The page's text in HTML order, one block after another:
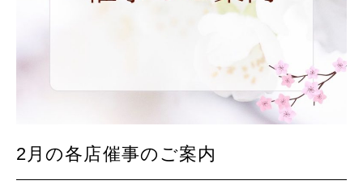
2月の各店催事のご案内